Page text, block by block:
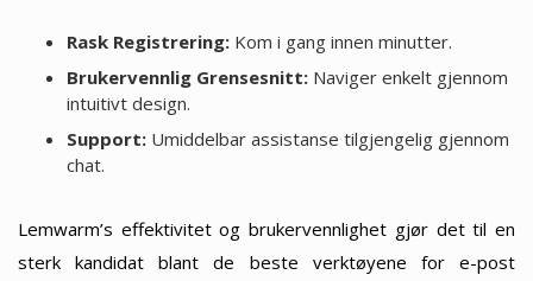
Rask Registrering:Kom i gang innen minutter.
Brukervennlig Grensesnitt:Naviger enkelt gjennom
intuitivt design.
Support:Umiddelbar assistanse tilgjengelig gjennom
chat.
Lemwarm’s effektivitet og brukervennlighet gjør det til en
sterk kandidat blant de beste verktøyene for e-post